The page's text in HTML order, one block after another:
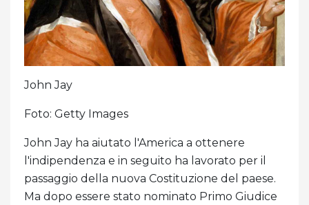
John Jay
Foto: Getty Images
John Jay ha aiutato l'America a ottenere
l'indipendenza e in seguito ha lavorato per il
passaggio della nuova Costituzione del paese.
Ma dopo essere stato nominato Primo Giudice